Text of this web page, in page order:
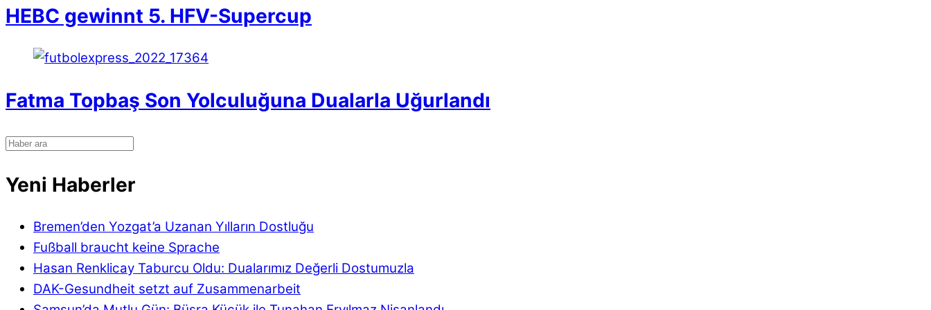
HEBC gewinnt 5. HFV-Supercup
Fatma Topbaş Son Yolculuğuna Dualarla Uğurlandı
Yeni Haberler
Bremen’den Yozgat’a Uzanan Yılların Dostluğu
Fußball braucht keine Sprache
Hasan Renklicay Taburcu Oldu: Dualarımız Değerli Dostumuzla
DAK-Gesundheit setzt auf Zusammenarbeit